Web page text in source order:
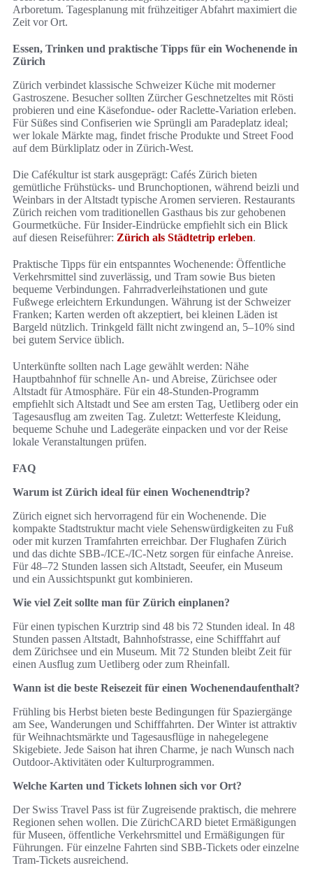
Arboretum. Tagesplanung mit frühzeitiger Abfahrt maximiert die
Zeit vor Ort.
Essen, Trinken und praktische Tipps für ein Wochenende in
Zürich
Zürich verbindet klassische Schweizer Küche mit moderner
Gastroszene. Besucher sollten Zürcher Geschnetzeltes mit Rösti
probieren und eine Käsefondue- oder Raclette-Variation erleben.
Für Süßes sind Confiserien wie Sprüngli am Paradeplatz ideal;
wer lokale Märkte mag, findet frische Produkte und Street Food
auf dem Bürkliplatz oder in Zürich-West.
Die Cafékultur ist stark ausgeprägt: Cafés Zürich bieten
gemütliche Frühstücks- und Brunchoptionen, während beizli und
Weinbars in der Altstadt typische Aromen servieren. Restaurants
Zürich reichen vom traditionellen Gasthaus bis zur gehobenen
Gourmetküche. Für Insider-Eindrücke empfiehlt sich ein Blick
auf diesen Reiseführer: Zürich als Städtetrip erleben.
Praktische Tipps für ein entspanntes Wochenende: Öffentliche
Verkehrsmittel sind zuverlässig, und Tram sowie Bus bieten
bequeme Verbindungen. Fahrradverleihstationen und gute
Fußwege erleichtern Erkundungen. Währung ist der Schweizer
Franken; Karten werden oft akzeptiert, bei kleinen Läden ist
Bargeld nützlich. Trinkgeld fällt nicht zwingend an, 5–10% sind
bei gutem Service üblich.
Unterkünfte sollten nach Lage gewählt werden: Nähe
Hauptbahnhof für schnelle An- und Abreise, Zürichsee oder
Altstadt für Atmosphäre. Für ein 48-Stunden-Programm
empfiehlt sich Altstadt und See am ersten Tag, Uetliberg oder ein
Tagesausflug am zweiten Tag. Zuletzt: Wetterfeste Kleidung,
bequeme Schuhe und Ladegeräte einpacken und vor der Reise
lokale Veranstaltungen prüfen.
FAQ
Warum ist Zürich ideal für einen Wochenendtrip?
Zürich eignet sich hervorragend für ein Wochenende. Die
kompakte Stadtstruktur macht viele Sehenswürdigkeiten zu Fuß
oder mit kurzen Tramfahrten erreichbar. Der Flughafen Zürich
und das dichte SBB-/ICE-/IC-Netz sorgen für einfache Anreise.
Für 48–72 Stunden lassen sich Altstadt, Seeufer, ein Museum
und ein Aussichtspunkt gut kombinieren.
Wie viel Zeit sollte man für Zürich einplanen?
Für einen typischen Kurztrip sind 48 bis 72 Stunden ideal. In 48
Stunden passen Altstadt, Bahnhofstrasse, eine Schifffahrt auf
dem Zürichsee und ein Museum. Mit 72 Stunden bleibt Zeit für
einen Ausflug zum Uetliberg oder zum Rheinfall.
Wann ist die beste Reisezeit für einen Wochenendaufenthalt?
Frühling bis Herbst bieten beste Bedingungen für Spaziergänge
am See, Wanderungen und Schifffahrten. Der Winter ist attraktiv
für Weihnachtsmärkte und Tagesausflüge in nahegelegene
Skigebiete. Jede Saison hat ihren Charme, je nach Wunsch nach
Outdoor-Aktivitäten oder Kulturprogrammen.
Welche Karten und Tickets lohnen sich vor Ort?
Der Swiss Travel Pass ist für Zugreisende praktisch, die mehrere
Regionen sehen wollen. Die ZürichCARD bietet Ermäßigungen
für Museen, öffentliche Verkehrsmittel und Ermäßigungen für
Führungen. Für einzelne Fahrten sind SBB-Tickets oder einzelne
Tram-Tickets ausreichend.